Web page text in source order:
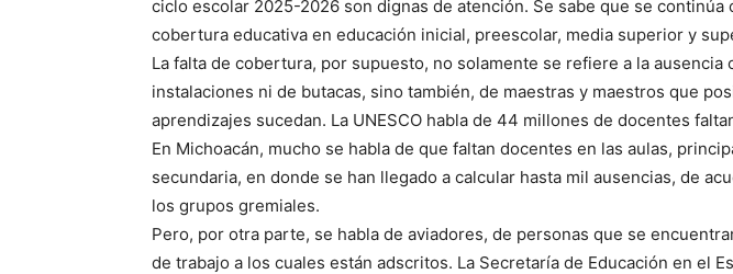
ciclo escolar 2025-2026 son dignas de atención. Se sabe que se continúa
cobertura educativa en educación inicial, preescolar, media superior y
La falta de cobertura, por supuesto, no solamente se refiere a la ausencia
instalaciones ni de butacas, sino también, de maestras y maestros que
aprendizajes sucedan. La UNESCO habla de 44 millones de docentes
En Michoacán, mucho se habla de que faltan docentes en las aulas,
secundaria, en donde se han llegado a calcular hasta mil ausencias, de
los grupos gremiales.
Pero, por otra parte, se habla de aviadores, de personas que se
de trabajo a los cuales están adscritos. La Secretaría de Educación en el